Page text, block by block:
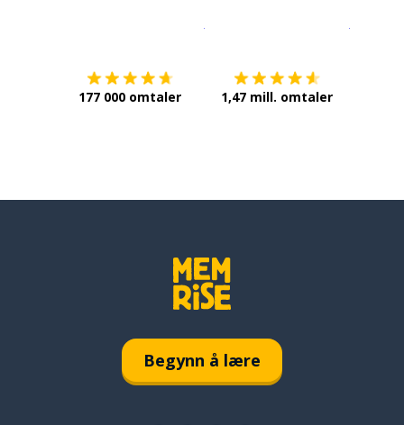
177 000 omtaler 1,47 mill. omtaler
Begynn å lære